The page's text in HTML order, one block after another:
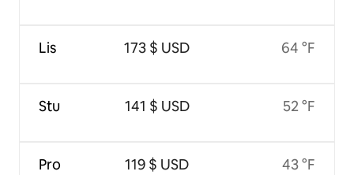
Lis
Stu
Pro
173 $ USD
141 $ USD
119 $ USD
64 °F
52 °F
43 °F